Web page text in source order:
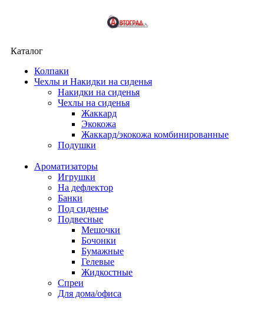
Каталог
Колпаки
Чехлы и Накидки на сиденья
Накидки на сиденья
Чехлы на сиденья
Жаккард
Экокожа
Жаккард/экокожа комбинированные
Подушки
Ароматизаторы
Игрушки
На дефлектор
Банки
Под сиденье
Подвесные
Мешочки
Бочонки
Бумажные
Гелевые
Жидкостные
Спреи
Для дома/офиса